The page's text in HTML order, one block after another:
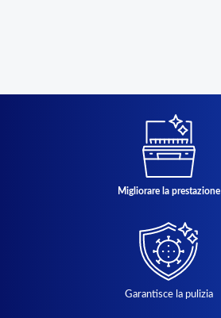
Migliorare la prestazione
Garantisce la pulizia